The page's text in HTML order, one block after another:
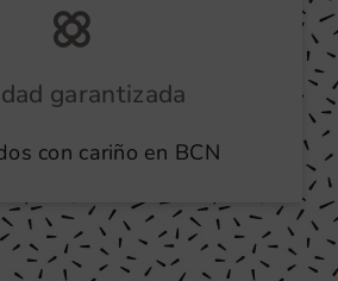
garantizada
con cariño en BCN